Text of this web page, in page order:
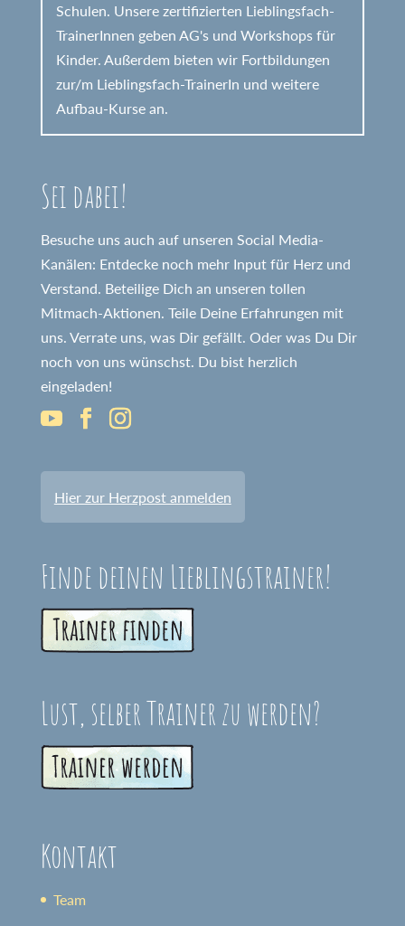
Schulen. Unsere zertifizierten Lieblingsfach-
TrainerInnen geben AG's und Workshops für
Kinder. Außerdem bieten wir Fortbildungen
zur/m Lieblingsfach-TrainerIn und weitere
Aufbau-Kurse an.
Sei dabei!
Besuche uns auch auf unseren Social Media-
Kanälen: Entdecke noch mehr Input für Herz und
Verstand. Beteilige Dich an unseren tollen
Mitmach-Aktionen. Teile Deine Erfahrungen mit
uns. Verrate uns, was Dir gefällt. Oder was Du Dir
noch von uns wünschst. Du bist herzlich
eingeladen!
Hier zur Herzpost anmelden
Finde deinen Lieblingstrainer!
Lust, selber Trainer zu werden?
Kontakt
Team